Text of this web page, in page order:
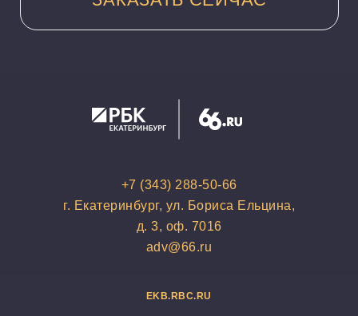
+7 (343) 288-50-66
г. Екатеринбург, ул. Бориса Ельцина,
д. 3, оф. 7016
adv@66.ru
EKB.RBC.RU